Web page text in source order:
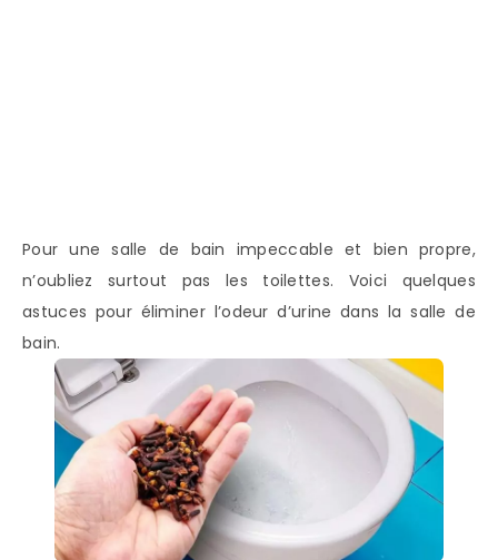
Pour une salle de bain impeccable et bien propre,
n’oubliez surtout pas les toilettes. Voici quelques
astuces pour éliminer l’odeur d’urine dans la salle de
bain.